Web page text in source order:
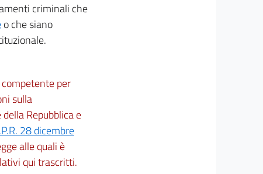
criminali che
o che siano
per
sulla
Repubblica e
28 dicembre
alle quali è
qui trascritti.